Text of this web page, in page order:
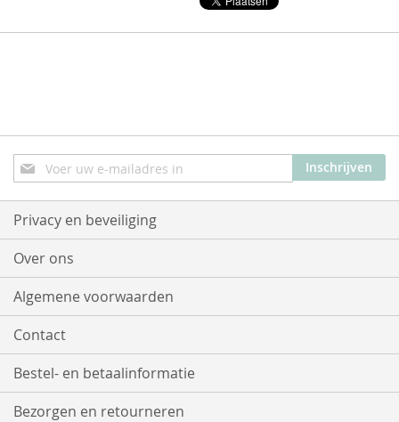
Abonneer
u
op
onze
nieuwsbrief
Inschrijven
Privacy en beveiliging
Over ons
Algemene voorwaarden
Contact
Bestel- en betaalinformatie
Bezorgen en retourneren